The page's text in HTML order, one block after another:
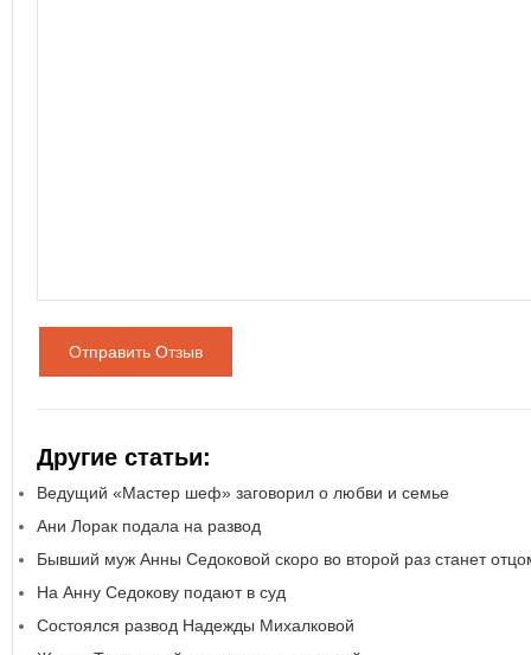
Отправить Отзыв
Другие статьи:
Ведущий «Мастер шеф» заговорил о любви и семье
Ани Лорак подала на развод
Бывший муж Анны Седоковой скоро во второй раз станет
На Анну Седокову подают в суд
Состоялся развод Надежды Михалковой